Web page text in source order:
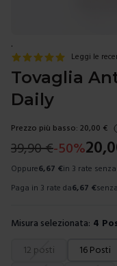
.
Leggi le
Tovaglia
Daily
Prezzo più basso: 20,00 €
39,90€-50%
Oppure6,67 €in 3 rate
Paga in 3 rate da6,67 €
Misura selezionata: 4
Scegli una misura
12 posti 16 Posti